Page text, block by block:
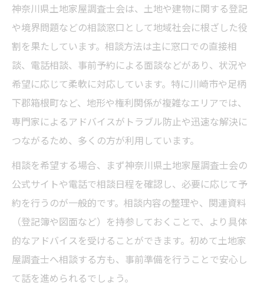
神奈川県土地家屋調査士会は、土地や建物に関する登記
や境界問題などの相談窓口として地域社会に根ざした役
割を果たしています。相談方法は主に窓口での直接相
談、電話相談、事前予約による面談などがあり、状況や
希望に応じて柔軟に対応しています。特に川崎市や足柄
下郡箱根町など、地形や権利関係が複雑なエリアでは、
専門家によるアドバイスがトラブル防止や迅速な解決に
つながるため、多くの方が利用しています。
相談を希望する場合、まず神奈川県土地家屋調査士会の
公式サイトや電話で相談日程を確認し、必要に応じて予
約を行うのが一般的です。相談内容の整理や、関連資料
（登記簿や図面など）を持参しておくことで、より具体
的なアドバイスを受けることができます。初めて土地家
屋調査士へ相談する方も、事前準備を行うことで安心し
て話を進められるでしょう。